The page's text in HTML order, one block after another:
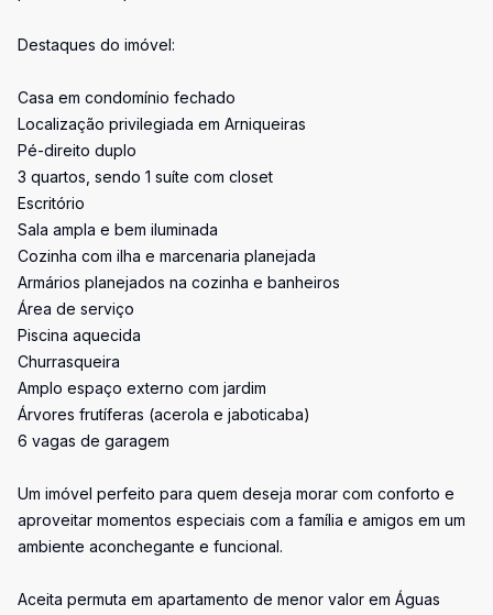
Destaques do imóvel:
Casa em condomínio fechado
Localização privilegiada em Arniqueiras
Pé-direito duplo
3 quartos, sendo 1 suíte com closet
Escritório
Sala ampla e bem iluminada
Cozinha com ilha e marcenaria planejada
Armários planejados na cozinha e banheiros
Área de serviço
Piscina aquecida
Churrasqueira
Amplo espaço externo com jardim
Árvores frutíferas (acerola e jaboticaba)
6 vagas de garagem
Um imóvel perfeito para quem deseja morar com conforto e
aproveitar momentos especiais com a família e amigos em um
ambiente aconchegante e funcional.
Aceita permuta em apartamento de menor valor em Águas